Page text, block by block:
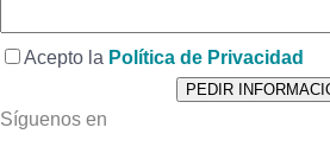
Acepto la Política de Privacidad
Síguenos en